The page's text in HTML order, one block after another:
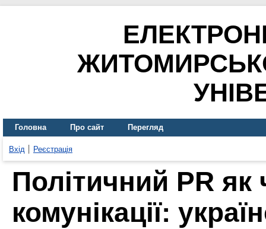
Головна Про сайт Перегляд
Вхід Реєстрація
Політичний PR як
комунікації: